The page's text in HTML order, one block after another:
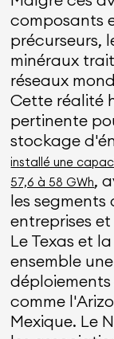
composants
précurseurs,
minéraux
réseaux
Cette réalité
pertinente
stockage
installé une
57,6 à 58 GWh,
les
entreprises
Le Texas et
ensemble
comme
Mexique. Le